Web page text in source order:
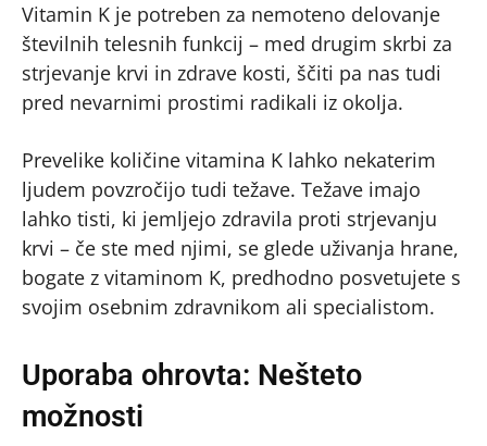
Vitamin K je potreben za nemoteno delovanje
številnih telesnih funkcij – med drugim skrbi za
strjevanje krvi in zdrave kosti, ščiti pa nas tudi
pred nevarnimi prostimi radikali iz okolja.
Prevelike količine vitamina K lahko nekaterim
ljudem povzročijo tudi težave. Težave imajo
lahko tisti, ki jemljejo zdravila proti strjevanju
krvi – če ste med njimi, se glede uživanja hrane,
bogate z vitaminom K, predhodno posvetujete s
svojim osebnim zdravnikom ali specialistom.
Uporaba ohrovta: Nešteto
možnosti